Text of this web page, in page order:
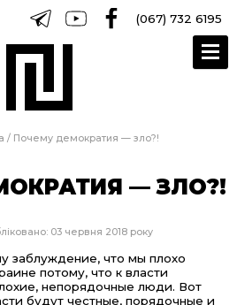
(067) 732 6195
/ Почему демократия — зло?!
— ЗЛО?!
03 червня 2018 року
заблуждение, что мы плохо
потому, что к власти
непорядочные люди. Вот
будут честные, порядочные и